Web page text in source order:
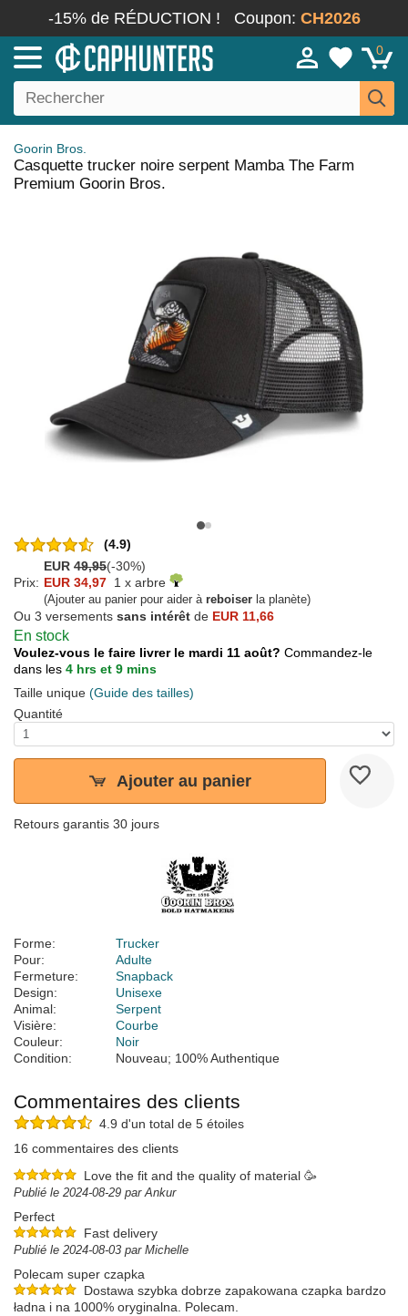
-15% de RÉDUCTION ! Coupon: CH2026
0
Goorin Bros.
Casquette trucker noire serpent Mamba The Farm
Premium Goorin Bros.
(4.9)
EUR 49,95(-30%)
Prix: EUR 34,97 1 x arbre
(Ajouter au panier pour aider à reboiser la planète)
Ou 3 versements sans intérêt de EUR 11,66
En stock
Voulez-vous le faire livrer le mardi 11 août? Commandez-le
dans les 4 hrs et 9 mins
Taille unique (Guide des tailles)
Quantité
Ajouter au panier
Retours garantis 30 jours
Forme:
Trucker
Pour:
Adulte
Fermeture:
Snapback
Design:
Unisexe
Animal:
Serpent
Visière:
Courbe
Couleur:
Noir
Condition:
Nouveau; 100% Authentique
Commentaires des clients
4.9 d'un total de 5 étoiles
16 commentaires des clients
Love the fit and the quality of material 🥳
Publié le 2024-08-29 par Ankur
Perfect
Fast delivery
Publié le 2024-08-03 par Michelle
Polecam super czapka
Dostawa szybka dobrze zapakowana czapka bardzo
ładna i na 1000% oryginalna. Polecam.